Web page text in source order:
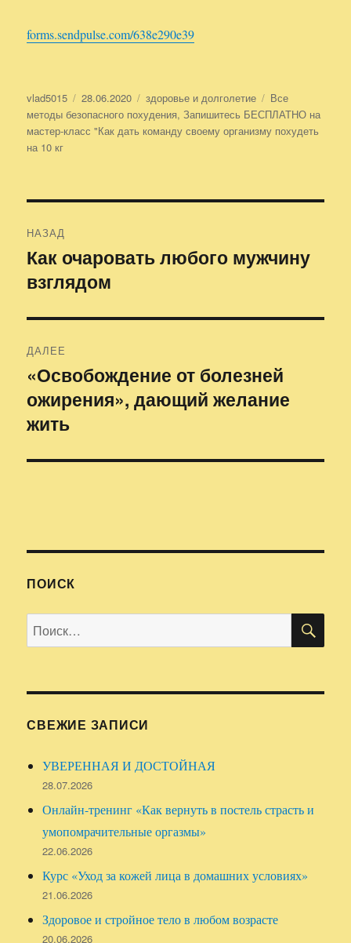
forms.sendpulse.com/638e290e39
Автор
vlad5015 Опубликовано
28.06.2020 Рубрики
здоровье и долголетие Метки
Все
методы безопасного похудения,Запишитесь БЕСПЛАТНО на
мастер-класс "Как дать команду своему организму похудеть
на 10 кг
по
записям
НАЗАД
Предыдущая
запись:
Как очаровать любого мужчину
взглядом
ДАЛЕЕ
Следующая
запись:
«Освобождение от болезней
ожирения», дающий желание
жить
ПОИСК
Искать:
СВЕЖИЕ ЗАПИСИ
УВЕРЕННАЯ И ДОСТОЙНАЯ
28.07.2026
Онлайн-тренинг «Как вернуть в постель страсть и
умопомрачительные оргазмы»
22.06.2026
Курс «Уход за кожей лица в домашних условиях»
21.06.2026
Здоровое и стройное тело в любом возрасте
20.06.2026